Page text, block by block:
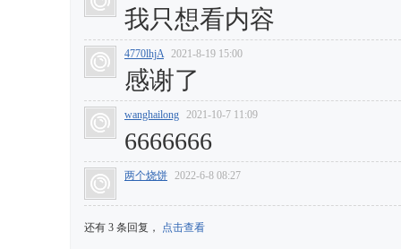
我只想看内容
4770lhjA 2021-8-19 15:00
感谢了
wanghailong 2021-10-7 11:09
6666666
两个烧饼 2022-6-8 08:27
还有 3 条回复， 点击查看